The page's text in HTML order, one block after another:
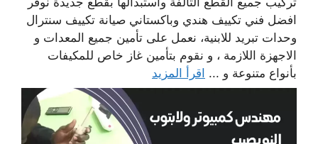
افضل فني تكييف هندي وباكستاني صيانة تكييف سنترال
وحدات تبريد للابنية، نعمل على تأمين جميع المعدات و
الاجهزة اللازمة ، و نقوم بتأمين غاز خاص للمكيفات
بأنواع متنوعة و ... اقرأ المزيد